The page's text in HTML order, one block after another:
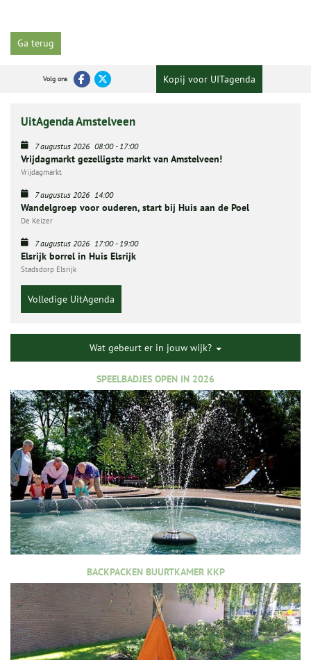
Ga terug
Volg ons Kopij voor UITagenda
UitAgenda Amstelveen
7 augustus 2026 08:00-17:00
Vrijdagmarkt gezelligste markt van Amstelveen!
Vrijdagmarkt
7 augustus 2026 14:00
Wandelgroep voor ouderen, start bij Huis aan de Poel
De Keizer
7 augustus 2026 17:00-19:00
Elsrijk borrel in Huis Elsrijk
Stadsdorp Elsrijk
Volledige UitAgenda
Wat gebeurt er in jouw wijk?
SPEELBADJES OPEN IN 2026
BACKPACKEN BUURTKAMER KKP